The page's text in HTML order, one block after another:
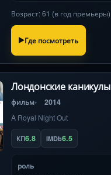
Возраст: 61 (в год премьеры)
Где посмотреть
Лондонские каникулы
фильм 2014
A Royal Night Out
КП6.8 IMDb6.5
роль